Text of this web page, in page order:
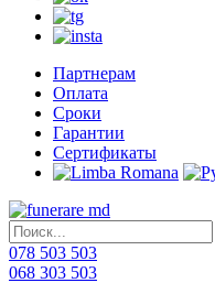
Партнерам
Оплата
Сроки
Гарантии
Сертификаты
078 503 503
068 303 503